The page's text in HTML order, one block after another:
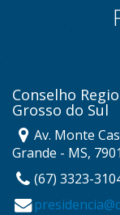
Conselho
Grosso do Sul
Av. Monte
Grande - MS,
(67) 3323-